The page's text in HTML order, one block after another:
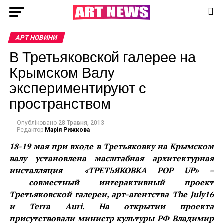
АРТ НОВИНИ
В Третьяковской галерее на
Крымском Валу
экспериментируют с
пространством
Опубліковано 28 Травня, 2013
Редактор Марія Рижкова
18-19 маяпри входе в Третьяковку на Крымском
валу установлена масштабная архитектурная
инсталляция «ТРЕТЬЯКОВКАPOP UP» –
совместный интерактивный проект
Третьяковской галереи, арт-агентства The July16
и Terra Auri. На открытии проекта
присутствовали министр культуры РФ Владимир